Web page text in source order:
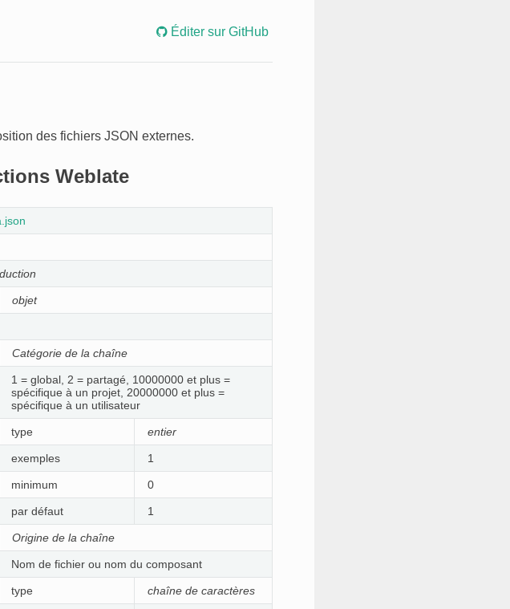
Éditer sur GitHub
des fichiers JSON externes.
Weblate
objet
Catégorie de la chaîne
1 = global, 2 = partagé, 10000000 et plus =
spécifique à un projet, 20000000 et plus =
spécifique à un utilisateur
type entier
exemples 1
minimum 0
par défaut 1
Origine de la chaîne
Nom de fichier ou nom du composant
type chaîne de caractères